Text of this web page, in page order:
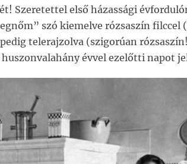
Szeretettel első házassági
szó kiemelve rózsaszín
telerajzolva (szigorúan
évvel ezelőtti napot